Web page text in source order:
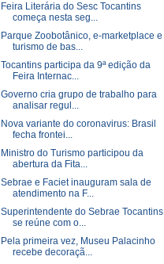
Feira Literária do Sesc Tocantins
começa nesta seg...
Parque Zoobotânico, e-marketplace e
turismo de bas...
Tocantins participa da 9ª edição da
Feira Internac...
Governo cria grupo de trabalho para
analisar regul...
Nova variante do coronavirus: Brasil
fecha frontei...
Ministro do Turismo participou da
abertura da Fita...
Sebrae e Faciet inauguram sala de
atendimento na F...
Superintendente do Sebrae Tocantins
se reúne com o...
Pela primeira vez, Museu Palacinho
recebe decoraçã...